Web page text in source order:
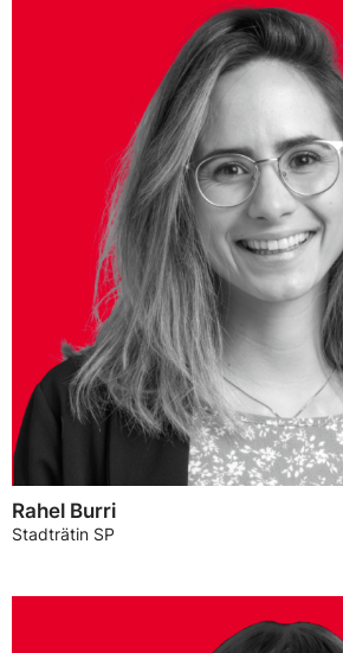
Rahel Burri
Stadträtin SP